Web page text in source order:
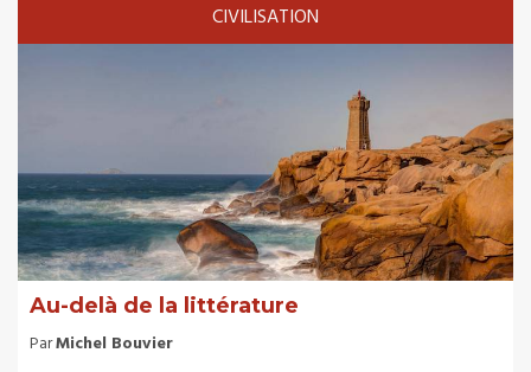
CIVILISATION
Au-delà de la littérature
ParMichel Bouvier